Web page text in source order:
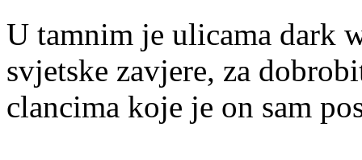
U tamnim je ulicama dark
svjetske zavjere, za
clancima koje je on sam